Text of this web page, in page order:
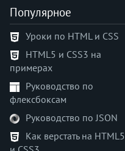
text-stroke-color
text-stroke-width
text-transform
text-underline-offset
text-underline-position
top
transform
transform-origin
Популярное
Уроки по HTML и CSS
HTML5 и CSS3 на
примерах
Руководство по
флексбоксам
Руководство по JSON
Как верстать на HTML5